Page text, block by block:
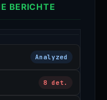
BERICHTE
Analyzed
8 det.